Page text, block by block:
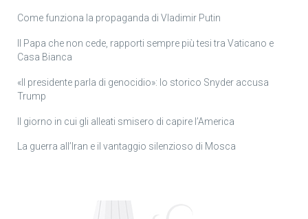
Come funziona la propaganda di Vladimir Putin
Il Papa che non cede, rapporti sempre più tesi tra Vaticano e
Casa Bianca
«Il presidente parla di genocidio»: lo storico Snyder accusa
Trump
Il giorno in cui gli alleati smisero di capire l’America
La guerra all’Iran e il vantaggio silenzioso di Mosca